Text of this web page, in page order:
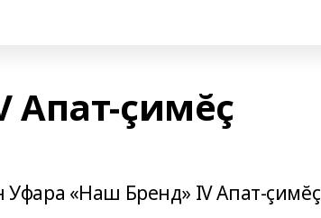
Апат-çимĕç
«Наш Бренд» IV Апат-çимĕç